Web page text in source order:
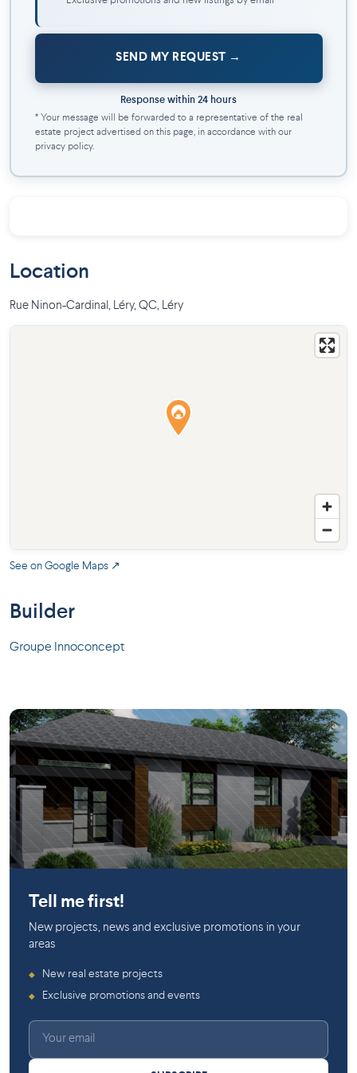
SEND MY REQUEST
Response within 24 hours
* Your message will be forwarded to a representative of the real
estate project advertised on this page, in accordance with our
privacy policy.
Location
Rue Ninon-Cardinal, Léry, QC, Léry
See on Google Maps ↗
Builder
Groupe Innoconcept
Tell me first!
New projects, news and exclusive promotions in your
areas
◆ New real estate projects
◆ Exclusive promotions and events